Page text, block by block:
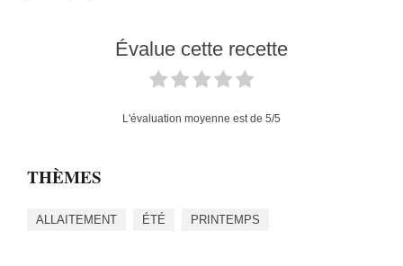
Évalue cette recette
L'évaluation moyenne est de 5/5
THÈMES
ALLAITEMENT ÉTÉ PRINTEMPS